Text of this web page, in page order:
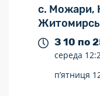
с. Можари,
З 10 по
середа
п’ятниця